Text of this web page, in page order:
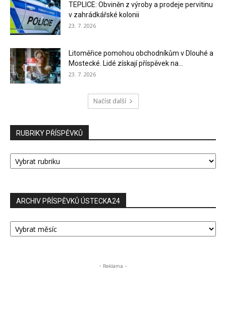
TEPLICE: Obviněn z výroby a prodeje pervitinu
v zahrádkářské kolonii
23. 7. 2026
Litoměřice pomohou obchodníkům v Dlouhé a
Mostecké. Lidé získají příspěvek na...
23. 7. 2026
Načíst další
RUBRIKY PŘÍSPĚVKŮ
RUBRIKY
PŘÍSPĚVKŮ
ARCHIV PŘÍSPĚVKŮ ÚSTECKA24
ARCHIV
PŘÍSPĚVKŮ
- Reklama -